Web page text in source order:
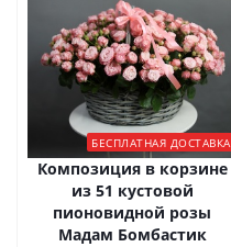
БЕСПЛАТНАЯ ДОСТАВКА
Композиция в корзине
из 51 кустовой
пионовидной розы
Мадам Бомбастик